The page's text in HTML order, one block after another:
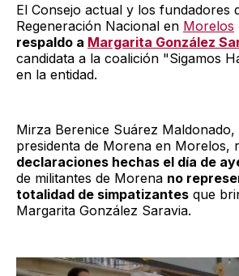
El Consejo actual y los fundadores
Regeneración Nacional en Morelos
respaldo a Margarita González
candidata a la coalición "Sigamos
en la entidad.
Mirza Berenice Suárez Maldonado,
presidenta de Morena en Morelos,
declaraciones hechas el día de
de militantes de Morena no
totalidad de simpatizantes que
Margarita González Saravia.